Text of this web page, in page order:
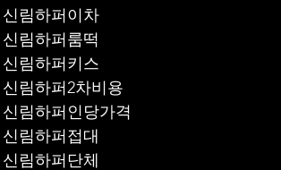
신림하퍼이차
신림하퍼룸떡
신림하퍼키스
신림하퍼2차비용
신림하퍼인당가격
신림하퍼접대
신림하퍼단체